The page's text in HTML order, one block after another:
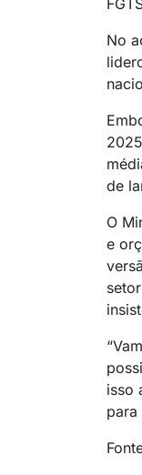
No
de
O
e
isso
para